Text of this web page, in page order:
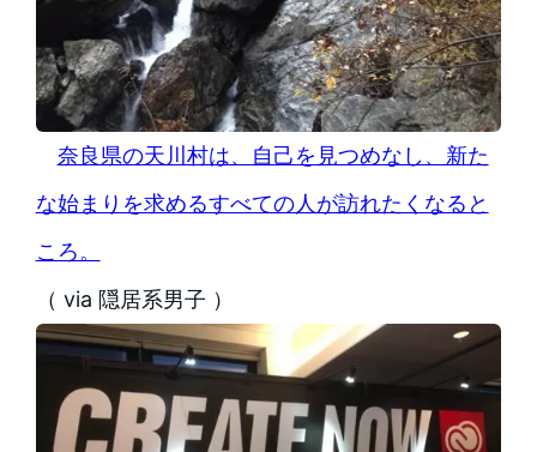
奈良県の天川村は、自己を見つめなし、新た
な始まりを求めるすべての人が訪れたくなると
ころ。
（ via 隠居系男子 ）